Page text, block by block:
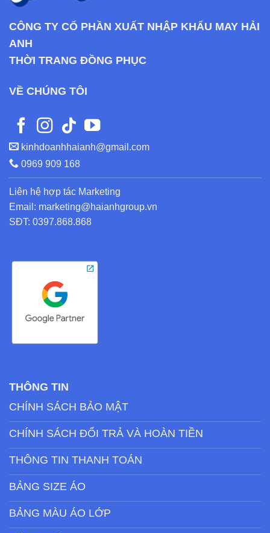
CÔNG TY CỔ PHẦN XUẤT NHẬP KHẨU MAY HẢI
ANH
THỜI TRANG ĐỒNG PHỤC
VỀ CHÚNG TÔI
kinhdoanhhaianh@gmail.com
0969 909 168
Liên hệ hợp tác Marketing
Email: marketing@haianhgroup.vn
SĐT: 0397.868.868
THÔNG TIN
CHÍNH SÁCH BẢO MẬT
CHÍNH SÁCH ĐỔI TRẢ VÀ HOÀN TIỀN
THÔNG TIN THANH TOÁN
BẢNG SIZE ÁO
BẢNG MÀU ÁO LỚP